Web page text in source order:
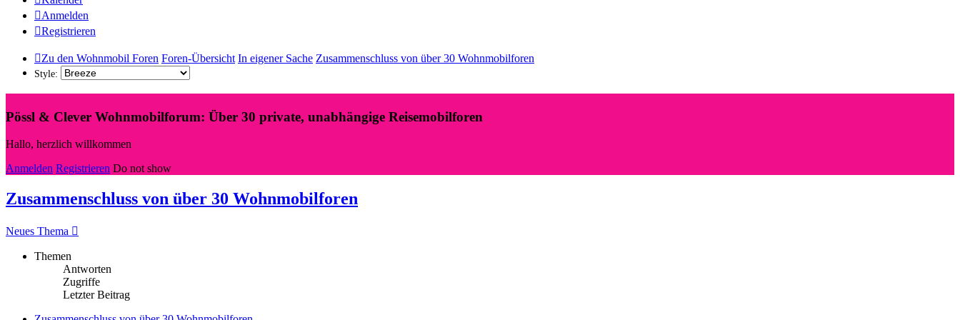
Anmelden
Registrieren
Zu den Wohnmobil Foren Foren-Übersicht In eigener Sache Zusammenschluss von über 30 Wohnmobilforen
Style:
Pössl & Clever Wohnmobilforum: Über 30 private, unabhängige Reisemobilforen
Hallo, herzlich willkommen
Anmelden Registrieren Do not show
Zusammenschluss von über 30 Wohnmobilforen
Neues Thema
Themen
Antworten
Zugriffe
Letzter Beitrag